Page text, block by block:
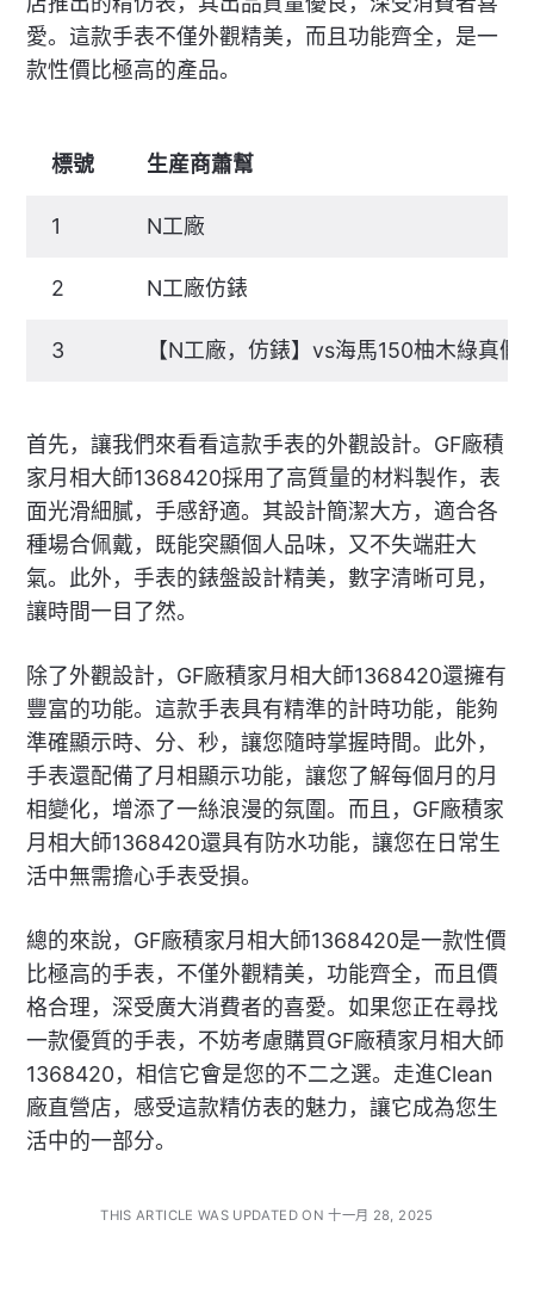
愛。這款手表不僅外觀精美，而且功能齊全，是一
款性價比極高的產品。
標號 生産商蕭幫
1 N工廠
2 N工廠仿錶
3 【N工廠，仿錶】vs海馬150柚木綠真
首先，讓我們來看看這款手表的外觀設計。GF廠積
家月相大師1368420採用了高質量的材料製作，表
面光滑細膩，手感舒適。其設計簡潔大方，適合各
種場合佩戴，既能突顯個人品味，又不失端莊大
氣。此外，手表的錶盤設計精美，數字清晰可見，
讓時間一目了然。
除了外觀設計，GF廠積家月相大師1368420還擁有
豐富的功能。這款手表具有精準的計時功能，能夠
準確顯示時、分、秒，讓您隨時掌握時間。此外，
手表還配備了月相顯示功能，讓您了解每個月的月
相變化，增添了一絲浪漫的氛圍。而且，GF廠積家
月相大師1368420還具有防水功能，讓您在日常生
活中無需擔心手表受損。
總的來說，GF廠積家月相大師1368420是一款性價
比極高的手表，不僅外觀精美，功能齊全，而且價
格合理，深受廣大消費者的喜愛。如果您正在尋找
一款優質的手表，不妨考慮購買GF廠積家月相大師
1368420，相信它會是您的不二之選。走進Clean
廠直營店，感受這款精仿表的魅力，讓它成為您生
活中的一部分。
THIS ARTICLE WAS UPDATED ON 十一月 28, 2025